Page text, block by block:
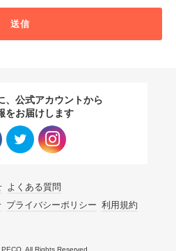
送信
、公式アカウントから
をお届けします
よくある質問
プライバシーポリシー 利用規約
All Rights Reserved.